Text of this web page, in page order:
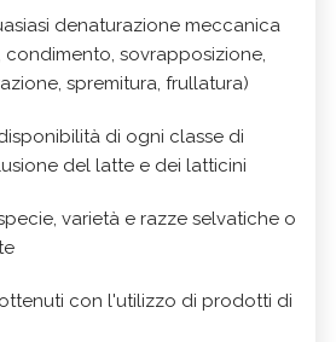
denaturazione meccanica
condimento, sovrapposizione,
spremitura, frullatura)
di ogni classe di
del latte e dei latticini
varietà e razze selvatiche o
con l'utilizzo di prodotti di